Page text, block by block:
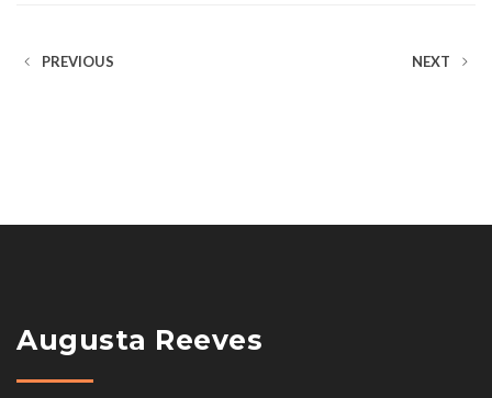
PREVIOUS NEXT
Augusta Reeves